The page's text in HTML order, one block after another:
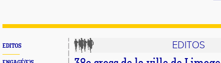
EDITOS EDITOS